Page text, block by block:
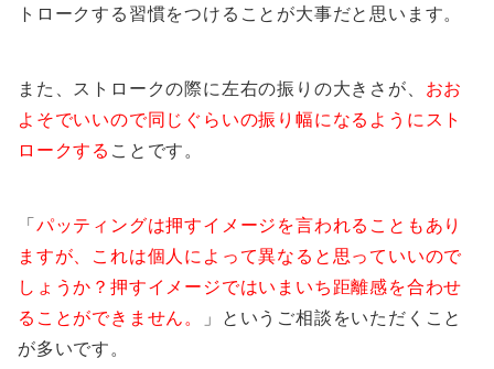
トロークする習慣をつけることが大事だと思います。
また、ストロークの際に左右の振りの大きさが、 おお
よそでいいので同じぐらいの振り幅になるようにスト
ロークする ことです。
「パッティングは押すイメージを言われることもあり
ますが、これは個人によって異なると思っていいので
しょうか？押すイメージではいまいち距離感を合わせ
ることができません。
」というご相談をいただくこと
が多いです。